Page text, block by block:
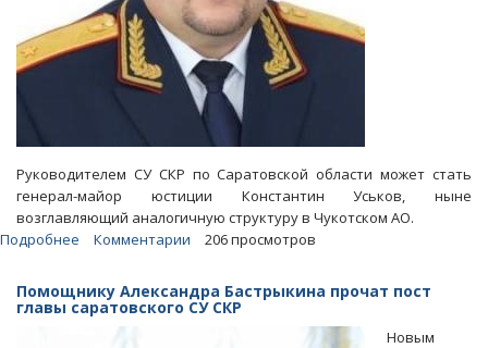
Руководителем СУ СКР по Саратовской области может стать
генерал-майор юстиции Константин Уськов, ныне
возглавляющий аналогичную структуру в Чукотском АО.
Подробнее
назвали
нового
претендента
Комментарии 206 просмотров
Помощнику Александра Бастрыкина прочат пост
главы саратовского СУ СКР
Новым